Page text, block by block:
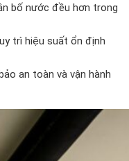
bố nước đều hơn trong
trì hiệu suất ổn định
an toàn và vận hành